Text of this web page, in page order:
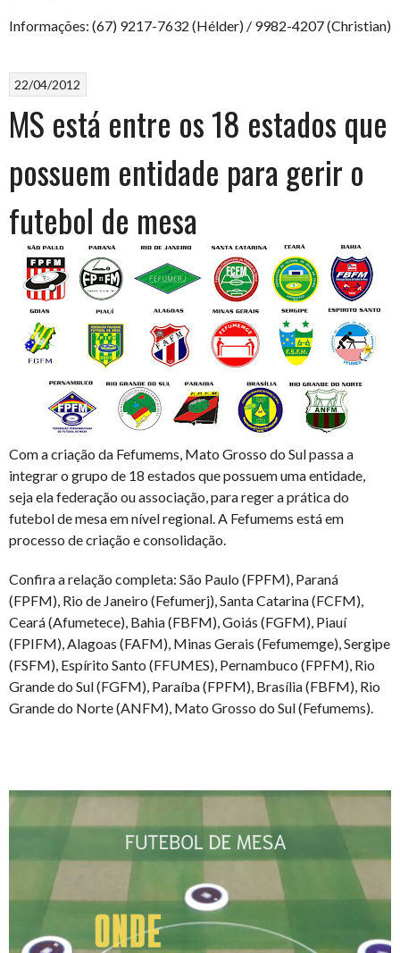
Informações: (67) 9217-7632 (Hélder) / 9982-4207 (Christian)
22/04/2012
MS está entre os 18 estados que
possuem entidade para gerir o
futebol de mesa
Com a criação da Fefumems, Mato Grosso do Sul passa a
integrar o grupo de 18 estados que possuem uma entidade,
seja ela federação ou associação, para reger a prática do
futebol de mesa em nível regional. A Fefumems está em
processo de criação e consolidação.
Confira a relação completa: São Paulo (FPFM), Paraná
(FPFM), Rio de Janeiro (Fefumerj), Santa Catarina (FCFM),
Ceará (Afumetece), Bahia (FBFM), Goiás (FGFM), Piauí
(FPIFM), Alagoas (FAFM), Minas Gerais (Fefumemge), Sergipe
(FSFM), Espírito Santo (FFUMES), Pernambuco (FPFM), Rio
Grande do Sul (FGFM), Paraíba (FPFM), Brasília (FBFM), Rio
Grande do Norte (ANFM), Mato Grosso do Sul (Fefumems).